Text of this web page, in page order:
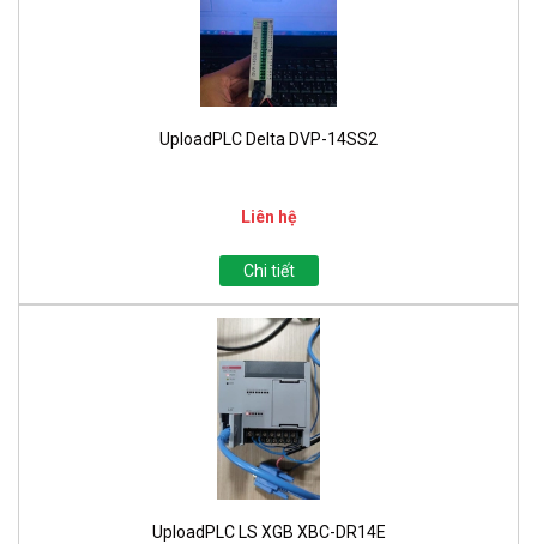
UploadPLC Delta DVP-14SS2
Liên hệ
Chi tiết
UploadPLC LS XGB XBC-DR14E